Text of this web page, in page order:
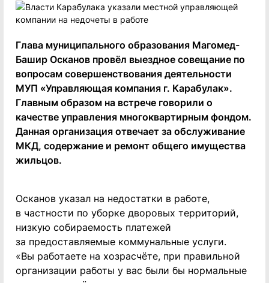
Глава муниципального образования Магомед-
Башир Осканов провёл выездное совещание по
вопросам совершенствования деятельности
МУП «Управляющая компания г. Карабулак».
Главным образом на встрече говорили о
качестве управления многоквартирным фондом.
Данная организация отвечает за обслуживание
МКД, содержание и ремонт общего имущества
жильцов.
Осканов указал на недостатки в работе,
в частности по уборке дворовых территорий,
низкую собираемость платежей
за предоставляемые коммунальные услуги.
«Вы работаете на хозрасчёте, при правильной
организации работы у вас были бы нормальные